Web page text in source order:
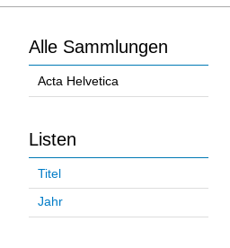
Alle Sammlungen
Acta Helvetica
Listen
Titel
Jahr